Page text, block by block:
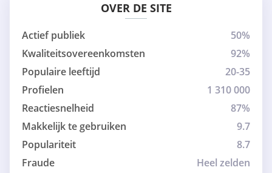
OVER DE SITE
Actief publiek
50%
Kwaliteitsovereenkomsten
92%
Populaire leeftijd
20-35
Profielen
1 310 000
Reactiesnelheid
87%
Makkelijk te gebruiken
9.7
Populariteit
8.7
Fraude
Heel zelden